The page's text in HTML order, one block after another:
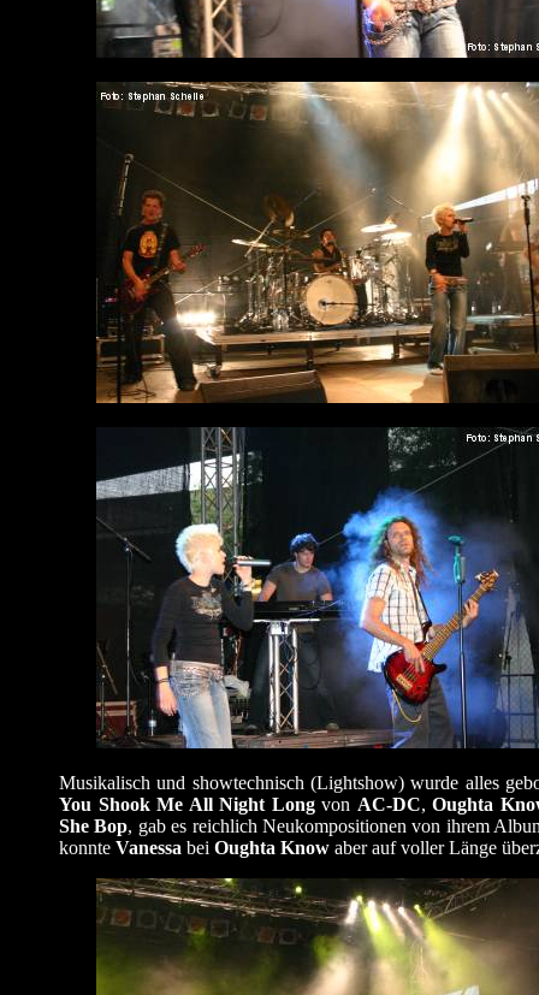
Musikalisch und showtechnisch (Lightshow) wurde alles
You Shook Me All Night Longvon AC-DC, Oughta
She Bop, gab es reichlich Neukompositionen von ihrem
konnte Vanessa bei Oughta Know aber auf voller Länge